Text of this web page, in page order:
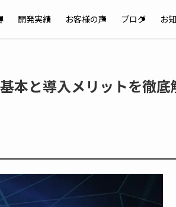
開発実績 お客様の声 ブログ お
本と導入メリットを徹底